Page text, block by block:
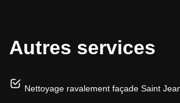
Autres services
Nettoyage ravalement façade Saint